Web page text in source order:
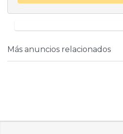
Más anuncios relacionados